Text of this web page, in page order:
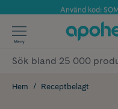
Årets
Använd kod:
✓
Meny
Hem Receptbelagt